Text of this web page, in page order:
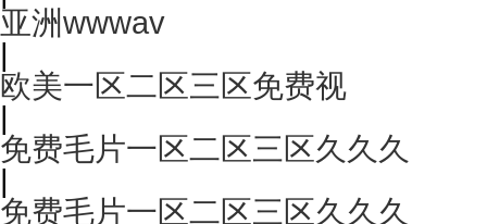
亚洲wwwav
|
欧美一区二区三区免费视
|
免费毛片一区二区三区久久久
|
免费毛片一区二区三区久久久